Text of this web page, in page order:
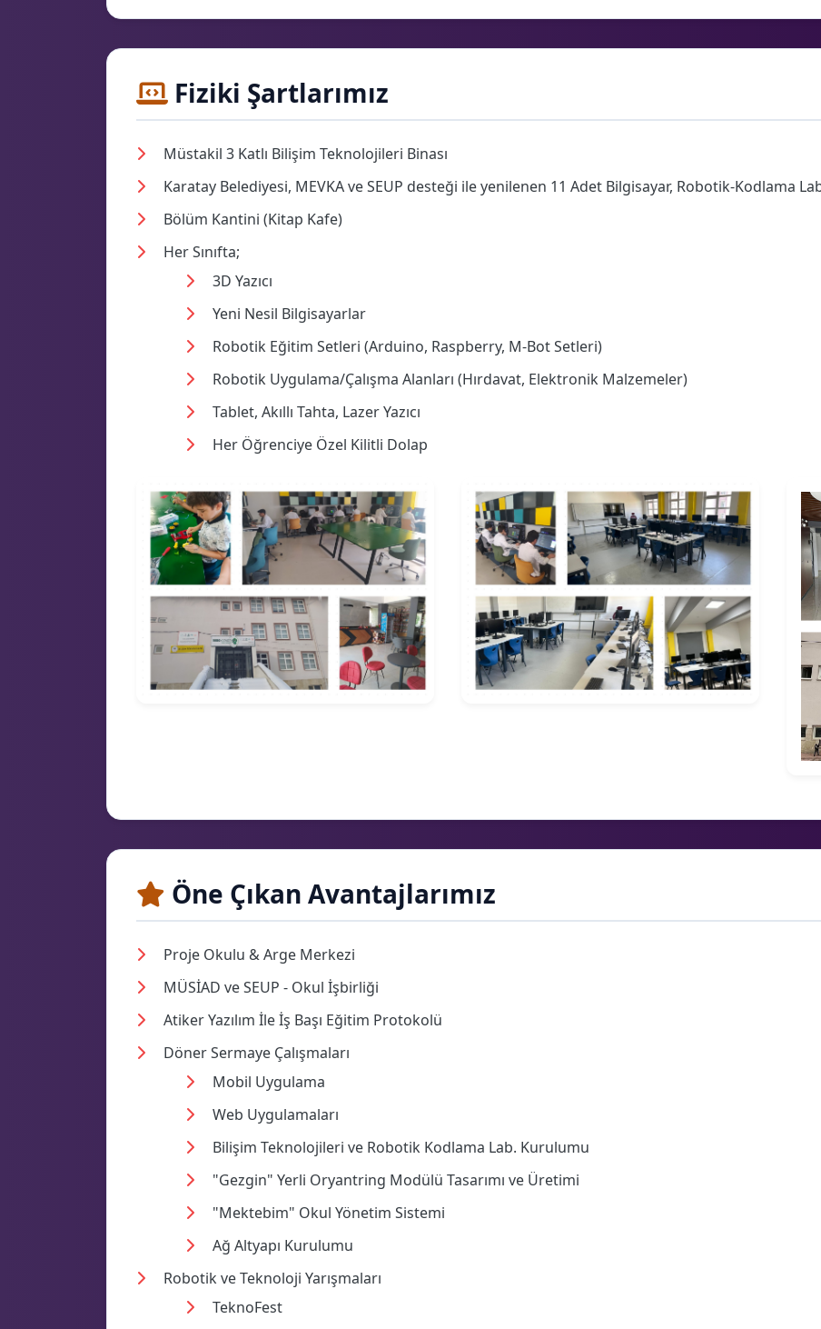
Fiziki Şartlarımız
Müstakil 3 Katlı Bilişim Teknolojileri Binası
Karatay Belediyesi, MEVKA ve SEUP desteği ile yenilenen 11 Adet Bilgisayar, Robotik-Kodlama
Bölüm Kantini (Kitap Kafe)
Her Sınıfta;
3D Yazıcı
Yeni Nesil Bilgisayarlar
Robotik Eğitim Setleri (Arduino, Raspberry, M-Bot Setleri)
Robotik Uygulama/Çalışma Alanları (Hırdavat, Elektronik Malzemeler)
Tablet, Akıllı Tahta, Lazer Yazıcı
Her Öğrenciye Özel Kilitli Dolap
Öne Çıkan Avantajlarımız
Proje Okulu & Arge Merkezi
MÜSİAD ve SEUP - Okul İşbirliği
Atiker Yazılım İle İş Başı Eğitim Protokolü
Döner Sermaye Çalışmaları
Mobil Uygulama
Web Uygulamaları
Bilişim Teknolojileri ve Robotik Kodlama Lab. Kurulumu
"Gezgin" Yerli Oryantring Modülü Tasarımı ve Üretimi
"Mektebim" Okul Yönetim Sistemi
Ağ Altyapı Kurulumu
Robotik ve Teknoloji Yarışmaları
TeknoFest